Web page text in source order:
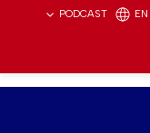
PODCAST EN